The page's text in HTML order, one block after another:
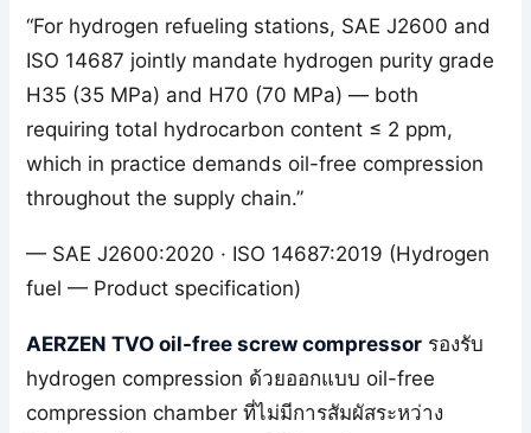
“For hydrogen refueling stations, SAE J2600 and
ISO 14687 jointly mandate hydrogen purity grade
H35 (35 MPa) and H70 (70 MPa) — both
requiring total hydrocarbon content ≤ 2 ppm,
which in practice demands oil-free compression
throughout the supply chain.”
— SAE J2600:2020 · ISO 14687:2019 (Hydrogen
fuel — Product specification)
AERZEN TVO oil-free screw compressor รองรับ
hydrogen compression ด้วยออกแบบ oil-free
compression chamber ที่ไม่มีการสัมผัสระหว่าง